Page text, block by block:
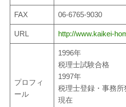
FAX 06-6765-9030
URL http://www.kaikei-
プロフィ
ール
1996年
税理士試験合格
1997年
税理士登録・事務所
現在